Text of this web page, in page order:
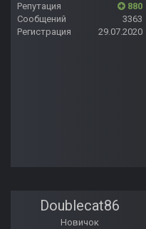
Репутация
880
Сообщений
3363
Регистрация
29.07.2020
Doublecat86
Новичок